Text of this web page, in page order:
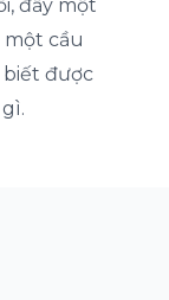
đẩy một
cầu
biết được